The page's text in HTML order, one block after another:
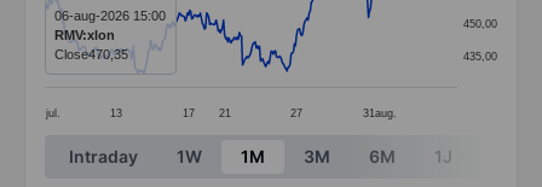
The chart has 1 X axis displaying categories.
The chart has 1 Y axis displaying values. Data
jul. 13 17 21 27 31 aug.
435,00
450,00
06-aug-2026 15:00
RMV:xlon
Close470,35
End of interactive chart.
Intraday 1W 1M 3M 6M 1J